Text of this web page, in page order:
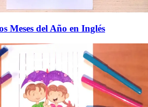
Meses del Año en Inglés